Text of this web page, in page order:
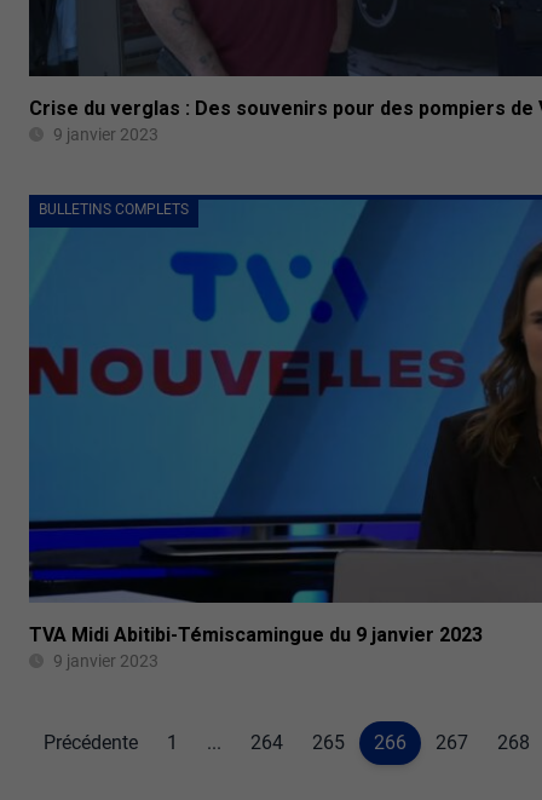
Crise du verglas : Des souvenirs pour des pompiers de
9 janvier 2023
BULLETINS COMPLETS
TVA Midi Abitibi-Témiscamingue du 9 janvier 2023
9 janvier 2023
Précédente 1 ... 264 265 266 267 268